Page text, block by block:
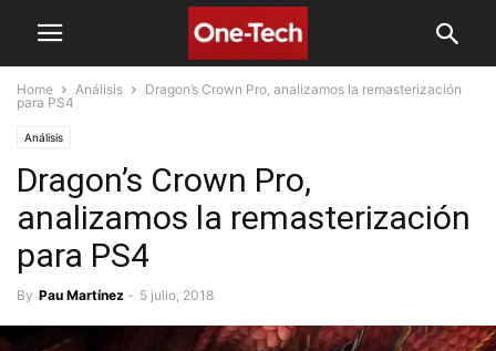
Home Análisis
Dragon’s Crown Pro, analizamos la remasterización
para PS4
Análisis
Dragon’s Crown Pro,
analizamos la remasterización
para PS4
By Pau Martínez - 5 julio, 2018